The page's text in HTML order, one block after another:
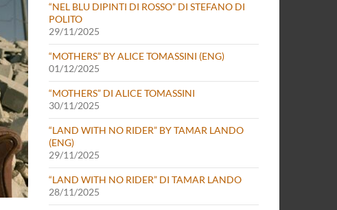
“NEL BLU DIPINTI DI ROSSO” DI STEFANO DI
POLITO
29/11/2025
“MOTHERS” BY ALICE TOMASSINI (ENG)
01/12/2025
“MOTHERS” DI ALICE TOMASSINI
30/11/2025
“LAND WITH NO RIDER” BY TAMAR LANDO
(ENG)
29/11/2025
“LAND WITH NO RIDER” DI TAMAR LANDO
28/11/2025